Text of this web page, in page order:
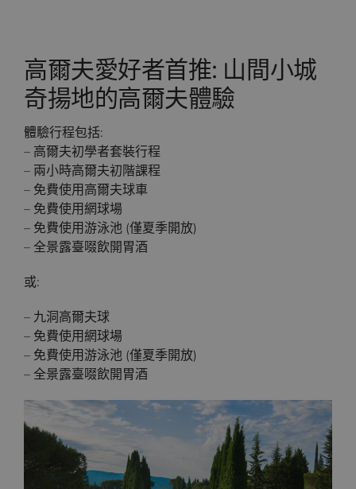
高爾夫愛好者首推: 山間小城
奇揚地的高爾夫體驗
體驗行程包括:
– 高爾夫初學者套裝行程
– 兩小時高爾夫初階課程
– 免費使用高爾夫球車
– 免費使用網球場
– 免費使用游泳池 (僅夏季開放)
– 全景露臺啜飲開胃酒
或:
– 九洞高爾夫球
– 免費使用網球場
– 免費使用游泳池 (僅夏季開放)
– 全景露臺啜飲開胃酒